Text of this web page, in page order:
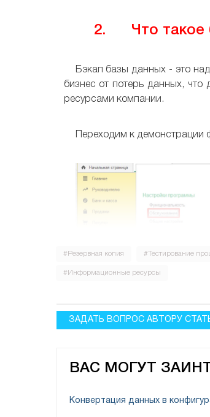
2. Что такое
Бэкап базы данных - это
бизнес от потерь данных, что
ресурсами компании.
Переходим к демонстрации
Обслуживание
Открываем настройки
#Резервная копия #Тестирование
#Информационные ресурсы
ЗАДАТЬ ВОПРОС АВТОРУ
ВАС МОГУТ
Конвертация данных в